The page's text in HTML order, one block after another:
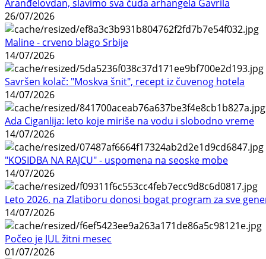
Aranđelovdan, slavimo sva čuda arhangela Gavrila
26/07/2026
Maline - crveno blago Srbije
14/07/2026
Savršen kolač: "Moskva šnit", recept iz čuvenog hotela
14/07/2026
Ada Ciganlija: leto koje miriše na vodu i slobodno vreme
14/07/2026
"KOSIDBA NA RAJCU" - uspomena na seoske mobe
14/07/2026
Leto 2026. na Zlatiboru donosi bogat program za sve
14/07/2026
Počeo je JUL žitni mesec
01/07/2026